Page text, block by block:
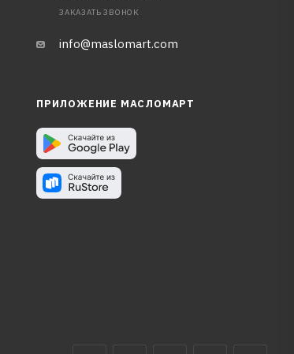
ЗАКАЗАТЬ ЗВОНОК
info@maslomart.com
ПРИЛОЖЕНИЕ МАСЛОМАРТ